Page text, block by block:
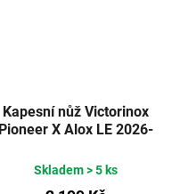
Kapesní nůž Victorinox
Pioneer X Alox LE 2026-
Skladem> 5 ks